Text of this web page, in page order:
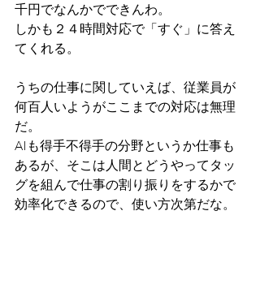
千円でなんかでできんわ。
しかも２４時間対応で「すぐ」に答え
てくれる。
うちの仕事に関していえば、従業員が
何百人いようがここまでの対応は無理
だ。
AIも得手不得手の分野というか仕事も
あるが、そこは人間とどうやってタッ
グを組んで仕事の割り振りをするかで
効率化できるので、使い方次第だな。